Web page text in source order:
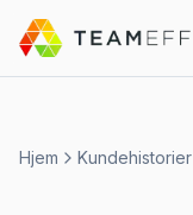
Hjem Kundehistorier